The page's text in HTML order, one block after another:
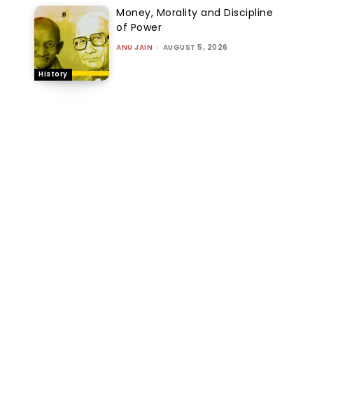
History
Money, Morality and Discipline
of Power
ANU JAIN - AUGUST 5, 2026